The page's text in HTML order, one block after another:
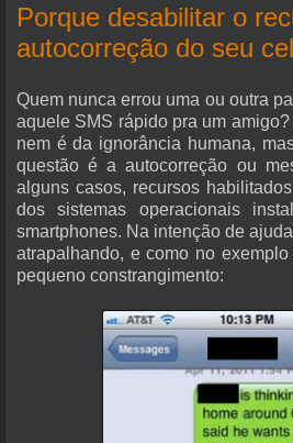
Porque desabilitar o
autocorreção do seu
Quem nunca errou uma ou outra
aquele SMS rápido pra um
nem é da ignorância humana,
questão é a autocorreção ou
alguns casos, recursos
dos sistemas operacionais
smartphones. Na intenção de
atrapalhando, e como no
pequeno constrangimento: